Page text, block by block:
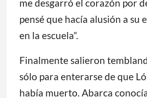
calma. Solo estate quieta.
averiguar qué está pasando.
contestó: ‘Esto es un
me desgarró el corazón por